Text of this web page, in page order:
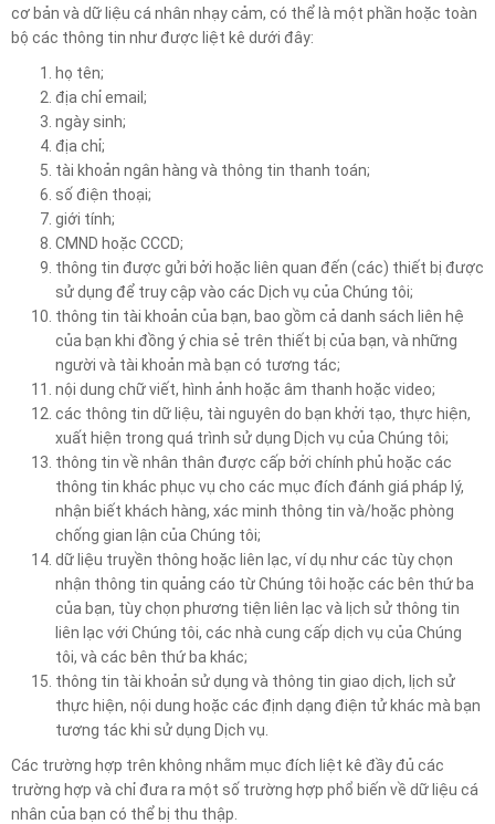
cơ bản và dữ liệu cá nhân nhạy cảm, có thể là một phần hoặc toàn
bộ các thông tin như được liệt kê dưới đây:
họ tên;
địa chỉ email;
ngày sinh;
địa chỉ;
tài khoản ngân hàng và thông tin thanh toán;
số điện thoại;
giới tính;
CMND hoặc CCCD;
thông tin được gửi bởi hoặc liên quan đến (các) thiết bị được
sử dụng để truy cập vào các Dịch vụ của Chúng tôi;
thông tin tài khoản của bạn, bao gồm cả danh sách liên hệ
của bạn khi đồng ý chia sẻ trên thiết bị của bạn, và những
người và tài khoản mà bạn có tương tác;
nội dung chữ viết, hình ảnh hoặc âm thanh hoặc video;
các thông tin dữ liệu, tài nguyên do bạn khởi tạo, thực hiện,
xuất hiện trong quá trình sử dụng Dịch vụ của Chúng tôi;
thông tin về nhân thân được cấp bởi chính phủ hoặc các
thông tin khác phục vụ cho các mục đích đánh giá pháp lý,
nhận biết khách hàng, xác minh thông tin và/hoặc phòng
chống gian lận của Chúng tôi;
dữ liệu truyền thông hoặc liên lạc, ví dụ như các tùy chọn
nhận thông tin quảng cáo từ Chúng tôi hoặc các bên thứ ba
của bạn, tùy chọn phương tiện liên lạc và lịch sử thông tin
liên lạc với Chúng tôi, các nhà cung cấp dịch vụ của Chúng
tôi, và các bên thứ ba khác;
thông tin tài khoản sử dụng và thông tin giao dịch, lịch sử
thực hiện, nội dung hoặc các định dạng điện tử khác mà bạn
tương tác khi sử dụng Dịch vụ.
Các trường hợp trên không nhằm mục đích liệt kê đầy đủ các
trường hợp và chỉ đưa ra một số trường hợp phổ biến về dữ liệu cá
nhân của bạn có thể bị thu thập.